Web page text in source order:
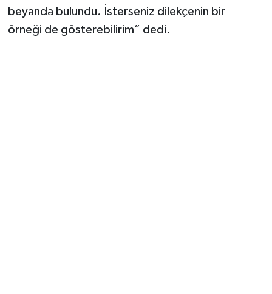
beyanda bulundu. İsterseniz dilekçenin bir
örneği de gösterebilirim” dedi.